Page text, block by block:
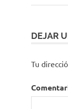
DEJAR
Tu